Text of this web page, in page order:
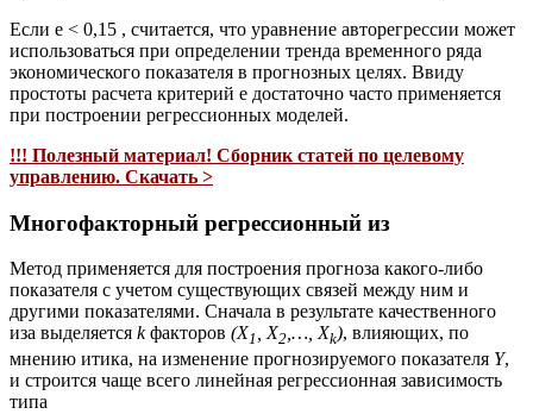
Если e < 0,15 , считается, что уравнение авторегрессии может
использоваться при определении тренда временного ряда
экономического показателя в прогнозных целях. Ввиду
простоты расчета критерий e достаточно часто применяется
при построении регрессионных моделей.
!!! Полезный материал! Сборник статей по целевому
управлению. Скачать >
Многофакторный регрессионный из
Метод применяется для построения прогноза какого-либо
показателя с учетом существующих связей между ним и
другими показателями. Сначала в результате качественного
иза выделяется kфакторов (X1 , X2 ,…, Xk), влияющих, по
мнению итика, на изменение прогнозируемого показателя Y,
и строится чаще всего линейная регрессионная зависимость
типа